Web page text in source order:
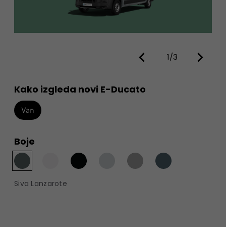
1/3
Kako izgleda novi E-Ducato
Van
Boje
Siva Lanzarote